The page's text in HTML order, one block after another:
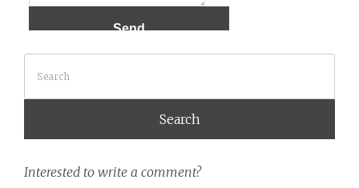
Interested to write a comment?